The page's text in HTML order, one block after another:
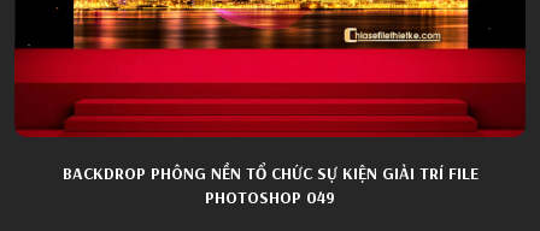
BACKDROP PHÔNG NỀN TỔ CHỨC SỰ KIỆN GIẢI TRÍ FILE
PHOTOSHOP 049